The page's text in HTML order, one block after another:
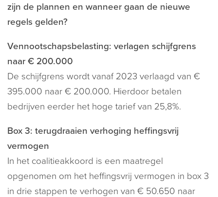
zijn de plannen en wanneer gaan de nieuwe
regels gelden?
Vennootschapsbelasting: verlagen schijfgrens
naar € 200.000
De schijfgrens wordt vanaf 2023 verlaagd van €
395.000 naar € 200.000. Hierdoor betalen
bedrijven eerder het hoge tarief van 25,8%.
Box 3: terugdraaien verhoging heffingsvrij
vermogen
In het coalitieakkoord is een maatregel
opgenomen om het heffingsvrij vermogen in box 3
in drie stappen te verhogen van € 50.650 naar